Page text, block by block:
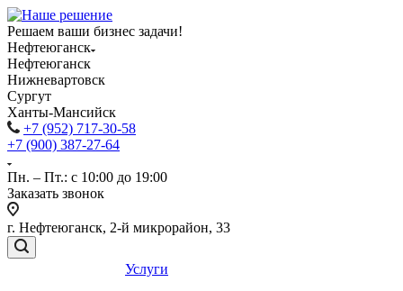
Решаем ваши бизнес задачи!
Нефтеюганск
Нефтеюганск
Нижневартовск
Сургут
Ханты-Мансийск
+7 (952) 717-30-58
+7 (900) 387-27-64
Пн. – Пт.: с 10:00 до 19:00
Заказать звонок
г. Нефтеюганск, 2-й микрорайон, 33
Услуги